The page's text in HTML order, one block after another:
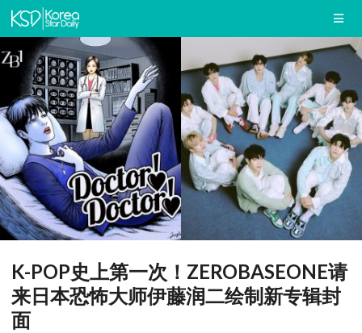
K-POP史上第一次！ZEROBASEONE请
来日本恐怖大师伊藤润二绘制新专辑封
面